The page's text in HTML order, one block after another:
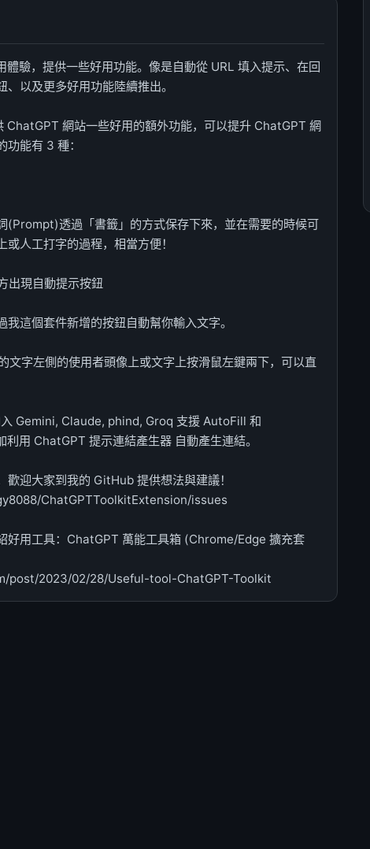
驗，提供一些好用功能。像是自動從 URL 填入提示、在回
以及更多好用功能陸續推出。
ChatGPT 網站一些好用的額外功能，可以提升 ChatGPT 網
能有 3 種：
(Prompt)透過「書籤」的方式保存下來，並在需要的時候可
人工打字的過程，相當方便！
出現自動提示按鈕
這個套件新增的按鈕自動幫你輸入文字。
文字左側的使用者頭像上或文字上按滑鼠左鍵兩下，可以直
Gemini, Claude, phind, Groq 支援 AutoFill 和
用 ChatGPT 提示連結產生器 自動產生連結。
歡迎大家到我的 GitHub 提供想法與建議！
ChatGPTToolkitExtension/issues
好用工具：ChatGPT 萬能工具箱 (Chrome/Edge 擴充套
post/2023/02/28/Useful-tool-ChatGPT-Toolkit